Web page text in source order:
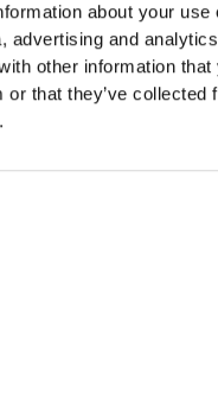
about your use
advertising and
other information that
or that they’ve collected
første rapsudbytter på
leverede årets første læs
fornuftige udbytter
og sikkert middel til at
forklarer EBB i